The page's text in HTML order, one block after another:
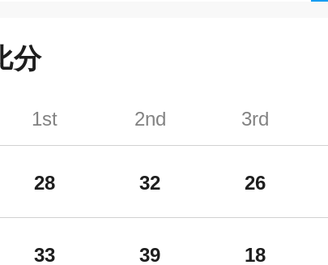
分
1st
28
33
2nd
32
39
3rd
26
18